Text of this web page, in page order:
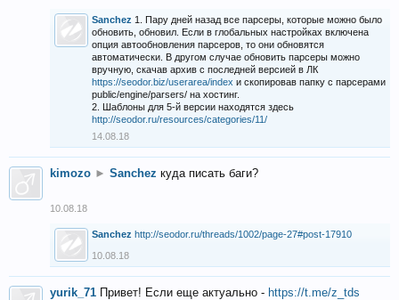
Sanchez 1. Пару дней назад все парсеры, которые можно было
обновить, обновил. Если в глобальных настройках включена
опция автообновления парсеров, то они обновятся
автоматически. В другом случае обновить парсеры можно
вручную, скачав архив с последней версией в ЛК
https://seodor.biz/userarea/index и скопировав папку с парсерами
public/engine/parsers/ на хостинг.
2. Шаблоны для 5-й версии находятся здесь
http://seodor.ru/resources/categories/11/
14.08.18
kimozo ► Sanchez куда писать баги?
10.08.18
Sanchez http://seodor.ru/threads/1002/page-27#post-17910
10.08.18
yurik_71 Привет! Если еще актуально - https://t.me/z_tds